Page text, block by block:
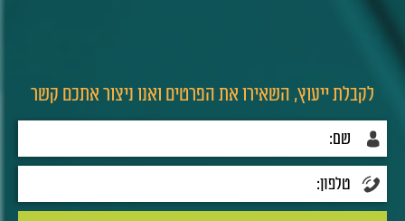
לקבלת ייעוץ, השאירו את הפרטים ואנו ניצור אתכם קשר